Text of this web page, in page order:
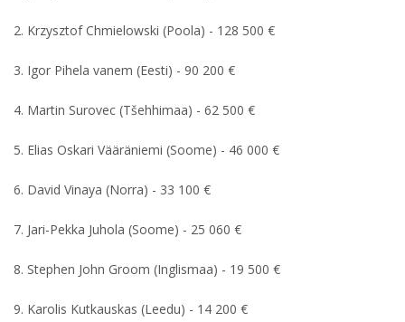
2. Krzysztof Chmielowski (Poola) - 128 500 €
3. Igor Pihela vanem (Eesti) - 90 200 €
4. Martin Surovec (Tšehhimaa) - 62 500 €
5. Elias Oskari Vääräniemi (Soome) - 46 000 €
6. David Vinaya (Norra) - 33 100 €
7. Jari-Pekka Juhola (Soome) - 25 060 €
8. Stephen John Groom (Inglismaa) - 19 500 €
9. Karolis Kutkauskas (Leedu) - 14 200 €